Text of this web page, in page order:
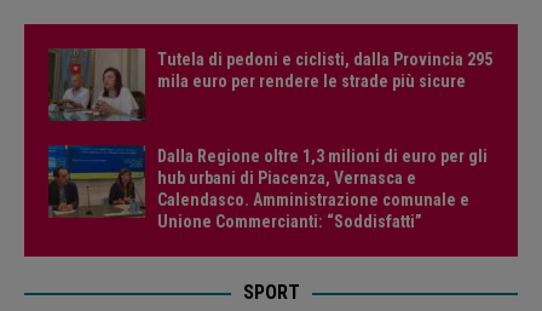
Tutela di pedoni e ciclisti, dalla Provincia 295
mila euro per rendere le strade più sicure
Dalla Regione oltre 1,3 milioni di euro per gli
hub urbani di Piacenza, Vernasca e
Calendasco. Amministrazione comunale e
Unione Commercianti: “Soddisfatti”
SPORT